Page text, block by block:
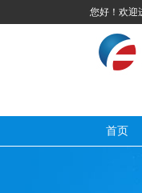
您好！欢迎
首页